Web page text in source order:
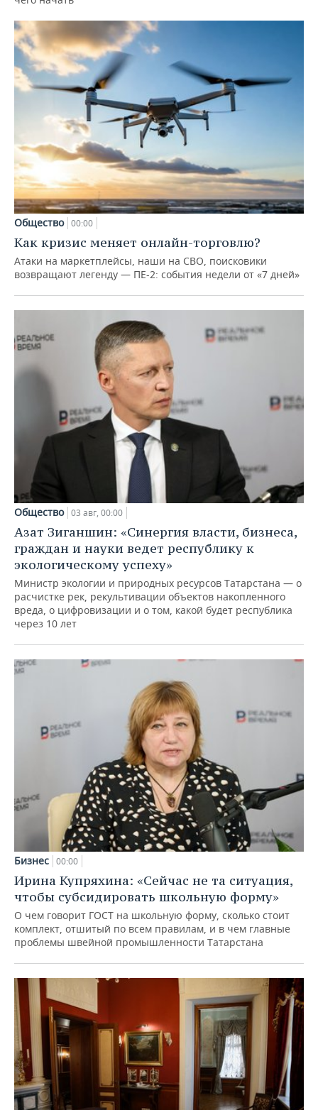
Общество 00:00
Как кризис меняет онлайн-торговлю?
Атаки на маркетплейсы, наши на СВО, поисковики
возвращают легенду — ПЕ-2: события недели от «7 дней»
Общество 03 авг, 00:00
Азат Зиганшин: «Синергия власти, бизнеса,
граждан и науки ведет республику к
экологическому успеху»
Министр экологии и природных ресурсов Татарстана — о
расчистке рек, рекультивации объектов накопленного
вреда, о цифровизации и о том, какой будет республика
через 10 лет
Бизнес 00:00
Ирина Купряхина: «Сейчас не та ситуация,
чтобы субсидировать школьную форму»
О чем говорит ГОСТ на школьную форму, сколько стоит
комплект, отшитый по всем правилам, и в чем главные
проблемы швейной промышленности Татарстана